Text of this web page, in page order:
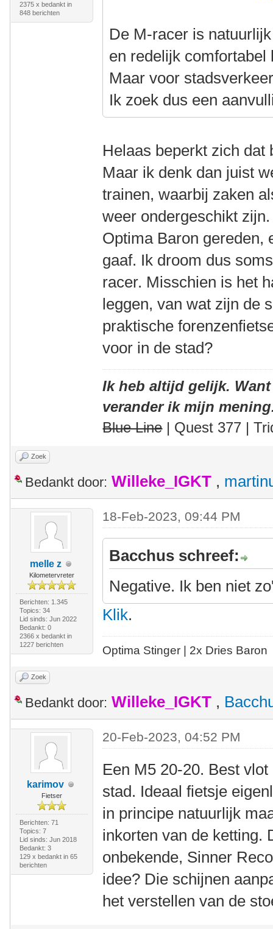
2375 x bedankt in
848 berichten
De M-racer is
en redelijk comfortabel
Maar voor
Ik zoek dus een
Helaas beperkt zich dat
Maar ik denk dan juist
trainen, waarbij zaken
weer ondergeschikt
Optima Baron gereden,
gaaf. Ik droom dus
racer. Misschien is het
leggen, van wat zijn de
praktische
voor in de stad?
Ik heb altijd gelijk.
verander ik mijn
Blue Line| Quest 377 |
Zoek
Bedankt door: Willeke_IGKT ,
melle z
Kilometervreter
Berichten: 1.345
Topics: 34
Lid sinds: Jun 2022
Bedankt: 0
2366 x bedankt in
1227 berichten
18-Feb-2023, 09:44 PM
Bacchus schreef:
Negative. Ik ben niet
Klik.
Optima Stinger | 2x Dries Baron
Zoek
Bedankt door: Willeke_IGKT ,
karimov
Fietser
Berichten: 71
Topics: 7
Lid sinds: Jun 2018
Bedankt: 3
129 x bedankt in 65
berichten
20-Feb-2023, 04:52 PM
Een M5 20-20. Best
stad. Ideaal fietsje
in principe natuurlijk
inkorten van de ketting.
onbekende, Sinner
idee? Die schijnen
het verstellen van de